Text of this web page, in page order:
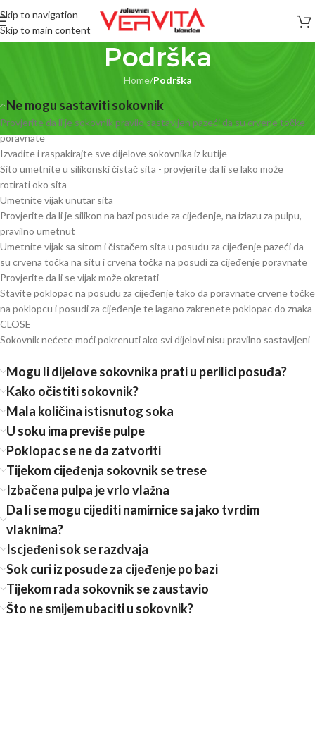
Skip to navigation
Skip to main content
Podrška
Home/Podrška
Ne mogu sastaviti sokovnik
Provjerite da li je sokovnik pravilo sastavljen pazeći da su crvene točke
poravnate
Izvadite i raspakirajte sve dijelove sokovnika iz kutije
Sito umetnite u silikonski čistač sita - provjerite da li se lako može
rotirati oko sita
Umetnite vijak unutar sita
Provjerite da li je silikon na bazi posude za cijeđenje, na izlazu za pulpu,
pravilno umetnut
Umetnite vijak sa sitom i čistačem sita u posudu za cijeđenje pazeći da
su crvena točka na situ i crvena točka na posudi za cijeđenje poravnate
Provjerite da li se vijak može okretati
Stavite poklopac na posudu za cijeđenje tako da poravnate crvene točke
na poklopcu i posudi za cijeđenje te lagano zakrenete poklopac do znaka
CLOSE
Sokovnik nećete moći pokrenuti ako svi dijelovi nisu pravilno sastavljeni
Mogu li dijelove sokovnika prati u perilici posuđa?
Kako očistiti sokovnik?
Mala količina istisnutog soka
U soku ima previše pulpe
Poklopac se ne da zatvoriti
Tijekom cijeđenja sokovnik se trese
Izbačena pulpa je vrlo vlažna
Da li se mogu cijediti namirnice sa jako tvrdim
vlaknima?
Iscjeđeni sok se razdvaja
Sok curi iz posude za cijeđenje po bazi
Tijekom rada sokovnik se zaustavio
Što ne smijem ubaciti u sokovnik?